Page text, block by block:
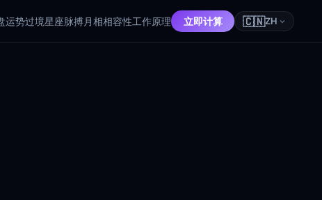
运势过境星座脉搏月相相容性工作原理 立即计算 🇨🇳ZH